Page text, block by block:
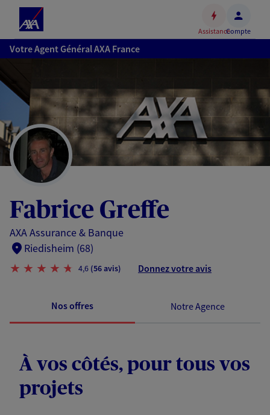
Accéder
au
Accéder
au
pied
de
page
AssistanceCompte
Votre Agent Général AXA France
Fabrice Greffe
AXA Assurance & Banque
Riedisheim (68)
4,6 (56 avis) Donnez votre avis
Nos offres Notre Agence
À vos côtés, pour tous vos
projets